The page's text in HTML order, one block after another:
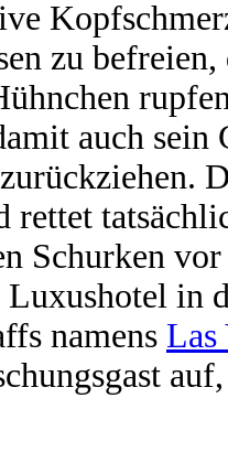
zu
auch sein
rettet
Schurken
in
namens Las